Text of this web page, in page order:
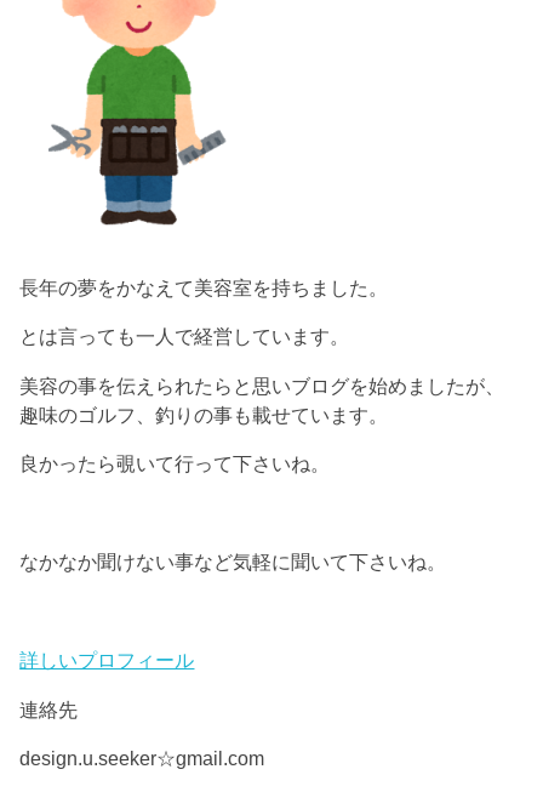
長年の夢をかなえて美容室を持ちました。
とは言っても一人で経営しています。
美容の事を伝えられたらと思いブログを始めましたが、
趣味のゴルフ、釣りの事も載せています。
良かったら覗いて行って下さいね。
なかなか聞けない事など気軽に聞いて下さいね。
詳しいプロフィール
連絡先
design.u.seeker☆gmail.com